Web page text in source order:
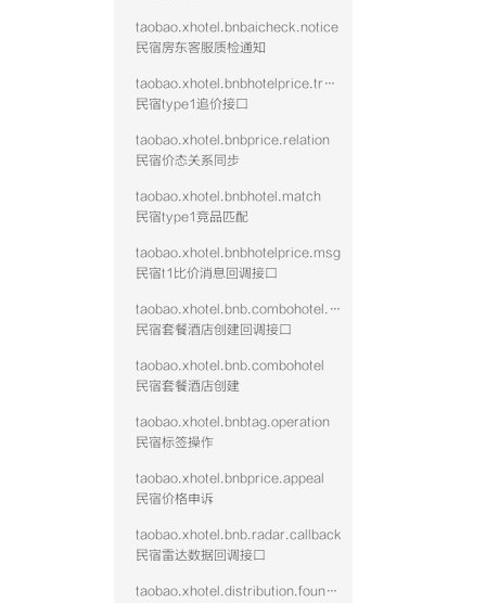
taobao.xhotel.bnbaicheck.notice
民宿房东客服质检通知
taobao.xhotel.bnbhotelprice.track
民宿type1追价接口
taobao.xhotel.bnbprice.relation
民宿价态关系同步
taobao.xhotel.bnbhotel.match
民宿type1竞品匹配
taobao.xhotel.bnbhotelprice.msg
民宿t1比价消息回调接口
taobao.xhotel.bnb.combohotel.callback
民宿套餐酒店创建回调接口
taobao.xhotel.bnb.combohotel
民宿套餐酒店创建
taobao.xhotel.bnbtag.operation
民宿标签操作
taobao.xhotel.bnbprice.appeal
民宿价格申诉
taobao.xhotel.bnb.radar.callback
民宿雷达数据回调接口
taobao.xhotel.distribution.foundation.hotel.query